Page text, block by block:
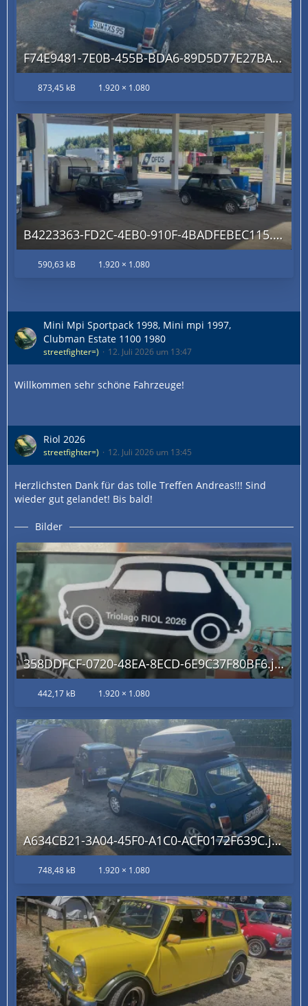
F74E9481-7E0B-455B-BDA6-89D5D77E27BA.jpg
873,45 kB 1.920 × 1.080
B4223363-FD2C-4EB0-910F-4BADFEBEC115.jpg
590,63 kB 1.920 × 1.080
Mini Mpi Sportpack 1998, Mini mpi 1997,
Clubman Estate 1100 1980
streetfighter=) 12. Juli 2026 um 13:47
Willkommen sehr schöne Fahrzeuge!
Riol 2026
streetfighter=) 12. Juli 2026 um 13:45
Herzlichsten Dank für das tolle Treffen Andreas!!! Sind
wieder gut gelandet! Bis bald!
Bilder
358DDFCF-0720-48EA-8ECD-6E9C37F80BF6.jpg
442,17 kB 1.920 × 1.080
A634CB21-3A04-45F0-A1C0-ACF0172F639C.jpg
748,48 kB 1.920 × 1.080